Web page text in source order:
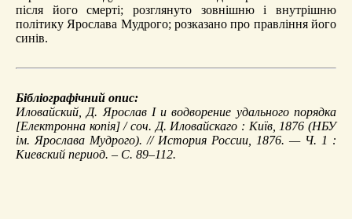
після його смерті; розглянуто зовнішню і внутрішню
політику Ярослава Мудрого; розказано про правління його
синів.
Бібліографічний опис:
Иловайский, Д. Ярослав I и водворение удального порядка
[Електронна копія] / соч. Д. Иловайскаго : Київ, 1876 (НБУ
ім. Ярослава Мудрого). // История России , 1876. — Ч. 1 :
Киевский период. – С. 89–112.